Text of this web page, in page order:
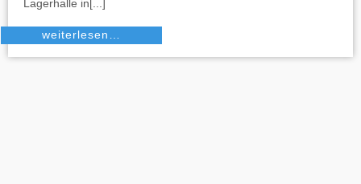
Lagerhalle in[...]
weiterlesen…